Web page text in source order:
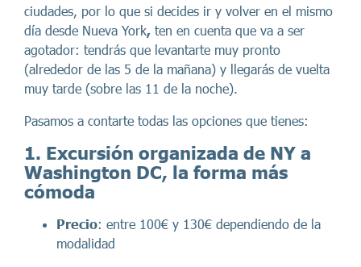
ciudades, por lo que si decides ir y volver en el mismo
día desde Nueva York, ten en cuenta que va a ser
agotador: tendrás que levantarte muy pronto
(alrededor de las 5 de la mañana) y llegarás de vuelta
muy tarde (sobre las 11 de la noche).
Pasamos a contarte todas las opciones que tienes:
1. Excursión organizada de NY a
Washington DC, la forma más
cómoda
Precio: entre 100€ y 130€ dependiendo de la
modalidad